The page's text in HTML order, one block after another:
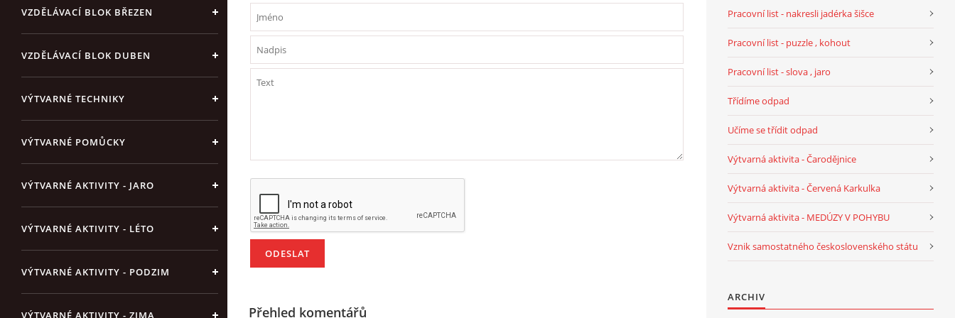
VZDĚLÁVACÍ BLOK BŘEZEN
VZDĚLÁVACÍ BLOK DUBEN
VÝTVARNÉ TECHNIKY
VÝTVARNÉ POMŮCKY
VÝTVARNÉ AKTIVITY - JARO
VÝTVARNÉ AKTIVITY - LÉTO
VÝTVARNÉ AKTIVITY - PODZIM
VÝTVARNÉ AKTIVITY - ZIMA Přehled komentářů
Pracovní list - nakresli jadérka šišce
Pracovní list - puzzle , kohout
Pracovní list - slova , jaro
Třídíme odpad
Učíme se třídit odpad
Výtvarná aktivita - Čarodějnice
Výtvarná aktivita - Červená Karkulka
Výtvarná aktivita - MEDÚZY V POHYBU
Vznik samostatného československého státu
ARCHIV